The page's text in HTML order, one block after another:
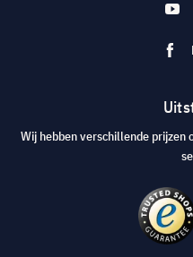
Wij hebben verschillende prijzen